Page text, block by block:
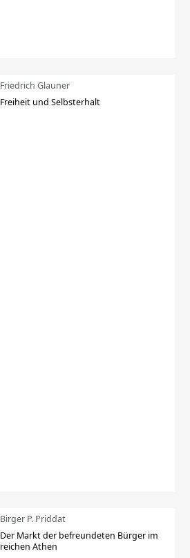
Friedrich Glauner
Freiheit und Selbsterhalt
Birger P. Priddat
Der Markt der befreundeten Bürger im
reichen Athen